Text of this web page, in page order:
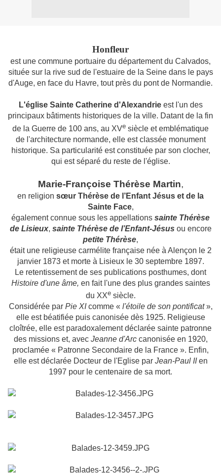
Honfleur
est une commune portuaire du département du Calvados,
située sur la rive sud de l'estuaire de la Seine dans le pays
d'Auge, en face du Havre, tout près du pont de Normandie.
L'église Sainte Catherine d'Alexandrieest l'un des
principaux bâtiments historiques de la ville. Datant de la fin
de la Guerre de 100 ans, au XVe siècle et emblématique
de l'architecture normande, elle est classée monument
historique. Sa particularité est constituée par son clocher,
qui est séparé du reste de l'église.
Marie-Françoise Thérèse Martin,
en religion sœur Thérèse de l’Enfant Jésus et de la
Sainte Face,
également connue sous les appellations sainte Thérèse
de Lisieux, sainte Thérèse de l’Enfant-Jésus ou encore
petite Thérèse,
était une religieuse carmélite française née à Alençon le 2
janvier 1873 et morte à Lisieux le 30 septembre 1897.
Le retentissement de ses publications posthumes, dont
Histoire d'une âme, en fait l'une des plus grandes saintes
du XXesiècle.
Considérée par Pie XIcomme « l'étoile de son pontificat»,
elle est béatifiée puis canonisée dès 1925. Religieuse
cloîtrée, elle est paradoxalement déclarée sainte patronne
des missions et, avec Jeanne d'Arccanonisée en 1920,
proclamée « Patronne Secondaire de la France ». Enfin,
elle est déclarée Docteur de l'Eglise par Jean-Paul IIen
1997 pour le centenaire de sa mort.